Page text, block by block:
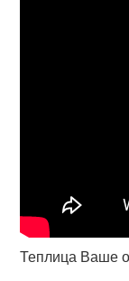
Теплица Ваше